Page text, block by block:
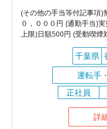
(その他の手当等付記事項)
０，０００円 (通勤手当)
上限)日額500円 (受動喫煙
千葉県
運転手
正社員
詳